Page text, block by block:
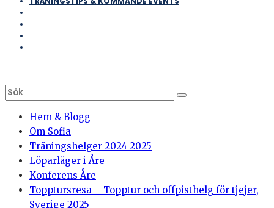
Hem & Blogg
Om Sofia
Träningshelger 2024-2025
Löparläger i Åre
Konferens Åre
Topptursresa – Topptur och offpisthelg för tjejer,
Sverige 2025